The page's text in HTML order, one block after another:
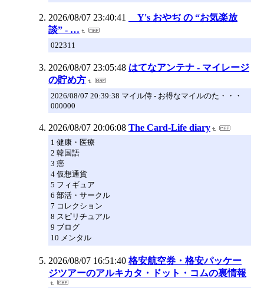
2026/08/07 23:40:41
Y's おやぢ の “お気楽放
談” - …
022311
2026/08/07 23:05:48 はてなアンテナ - マイレージ
の貯め方
2026/08/07 20:39:38 マイル侍 - お得なマイルのた・・・
000000
2026/08/07 20:06:08 The Card-Life diary
1 健康・医療
2 韓国語
3 癌
4 仮想通貨
5 フィギュア
6 部活・サークル
7 コレクション
8 スピリチュアル
9 ブログ
10 メンタル
2026/08/07 16:51:40 格安航空券・格安パッケー
ジツアーのアルキカタ・ドット・コムの裏情報